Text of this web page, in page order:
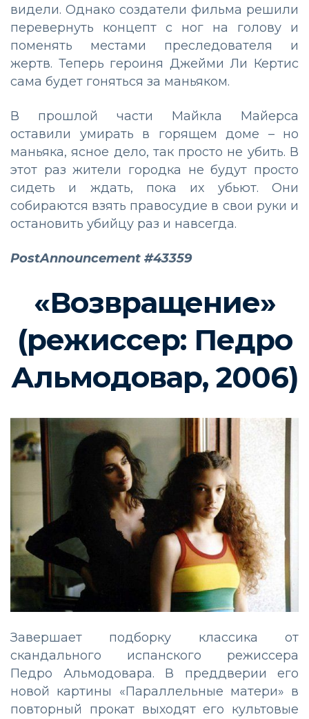
видели. Однако создатели фильма решили
перевернуть концепт с ног на голову и
поменять местами преследователя и
жертв. Теперь героиня Джейми Ли Кертис
сама будет гоняться за маньяком.
В прошлой части Майкла Майерса
оставили умирать в горящем доме – но
маньяка, ясное дело, так просто не убить. В
этот раз жители городка не будут просто
сидеть и ждать, пока их убьют. Они
собираются взять правосудие в свои руки и
остановить убийцу раз и навсегда.
PostAnnouncement #43359
«Возвращение»
(режиссер: Педро
Альмодовар, 2006)
Завершает подборку классика от
скандального испанского режиссера
Педро Альмодовара. В преддверии его
новой картины «Параллельные матери» в
повторный прокат выходят его культовые